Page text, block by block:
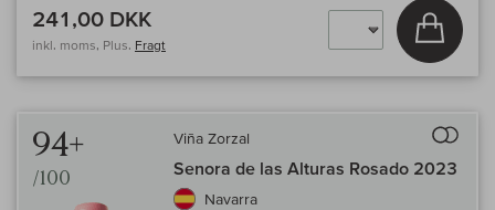
241,00 DKK
inkl. moms, Plus. Fragt
Læg i
94+
/100
Viña Zorzal
Senora de las Alturas Rosado 2023
Navarra